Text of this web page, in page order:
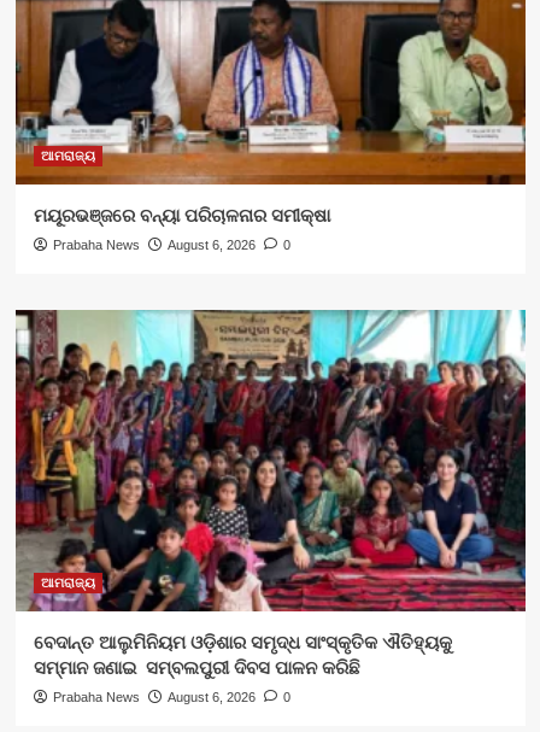
ଆମରାଜ୍ୟ
ମୟୂରଭଞ୍ଜରେ ବନ୍ୟା ପରିଚାଳନାର ସମୀକ୍ଷା
Prabaha News August 6, 2026 0
ଆମରାଜ୍ୟ
ବେଦାନ୍ତ ଆଲୁମିନିୟମ ଓଡ଼ିଶାର ସମୃଦ୍ଧ ସାଂସ୍କୃତିକ ଐତିହ୍ୟକୁ
ସମ୍ମାନ ଜଣାଇ ସମ୍ବଲପୁରୀ ଦିବସ ପାଳନ କରିଛି
Prabaha News August 6, 2026 0